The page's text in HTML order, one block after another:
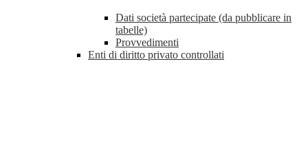
Dati società partecipate (da pubblicare in
tabelle)
Provvedimenti
Enti di diritto privato controllati